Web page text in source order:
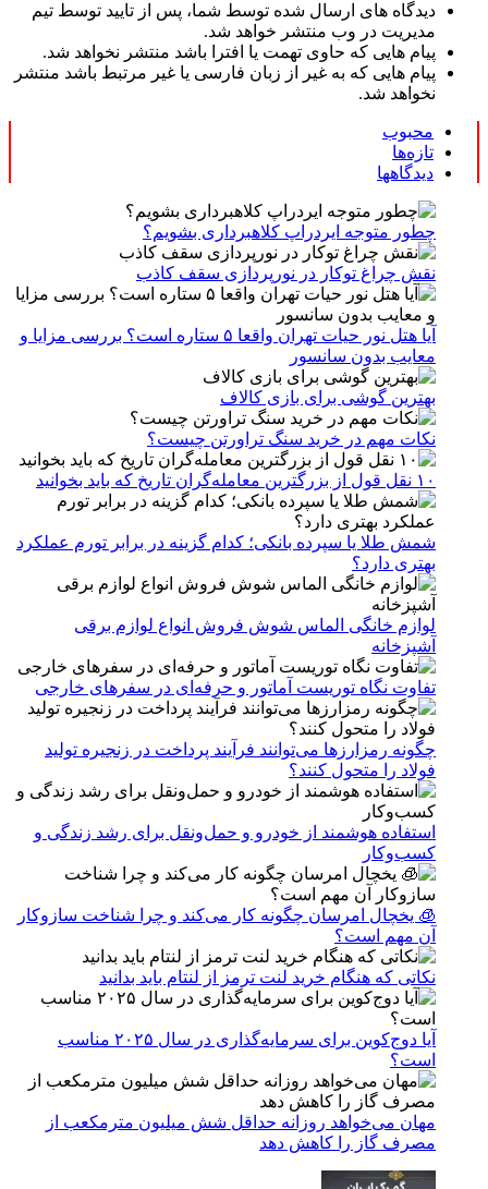
دیدگاه های ارسال شده توسط شما، پس از تایید توسط تیم
مدیریت در وب منتشر خواهد شد.
پیام هایی که حاوی تهمت یا افترا باشد منتشر نخواهد شد.
پیام هایی که به غیر از زبان فارسی یا غیر مرتبط باشد منتشر
نخواهد شد.
محبوب
تازه‌ها
دیدگاهها
چطور متوجه ایردراپ کلاهبرداری بشویم؟
نقش چراغ توکار در نورپردازی سقف کاذب
آیا هتل نور حیات تهران واقعا ۵ ستاره است؟ بررسی مزایا و
معایب بدون سانسور
بهترین گوشی برای بازی کالاف
نکات مهم در خرید سنگ تراورتن چیست؟
۱۰ نقل قول از بزرگترین معامله‌گران تاریخ که باید بخوانید
شمش طلا یا سپرده بانکی؛ کدام گزینه در برابر تورم عملکرد
بهتری دارد؟
لوازم خانگی الماس شوش فروش انواع لوازم برقی
آشپزخانه
تفاوت نگاه توریست آماتور و حرفه‌ای در سفرهای خارجی
چگونه رمزارزها می‌توانند فرآیند پرداخت در زنجیره تولید
فولاد را متحول کنند؟
استفاده هوشمند از خودرو و حمل‌ونقل برای رشد زندگی و
کسب‌وکار
🧊 یخچال امرسان چگونه کار می‌کند و چرا شناخت سازوکار
آن مهم است؟
نکاتی که هنگام خرید لنت ترمز از لنتام باید بدانید
آیا دوج‌کوین برای سرمایه‌گذاری در سال ۲۰۲۵ مناسب
است؟
مهان می‌خواهد روزانه حداقل شش میلیون مترمکعب از
مصرف گاز را کاهش دهد